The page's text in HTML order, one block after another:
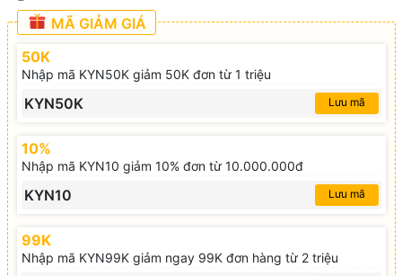
MÃ GIẢM GIÁ
50K
Nhập mã KYN50K giảm 50K đơn từ 1 triệu
KYN50K Lưu mã
10%
Nhập mã KYN10 giảm 10% đơn từ 10.000.000đ
KYN10 Lưu mã
99K
Nhập mã KYN99K giảm ngay 99K đơn hàng từ 2 triệu